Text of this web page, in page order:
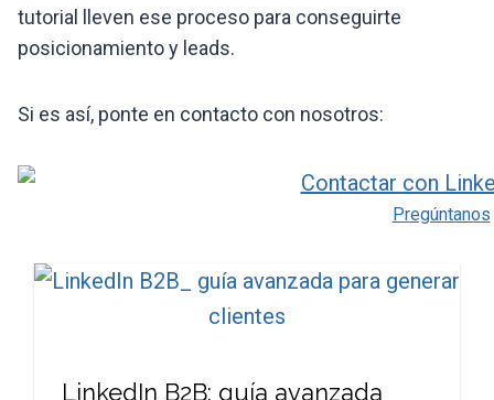
tutorial lleven ese proceso para conseguirte
posicionamiento y leads.
Si es así, ponte en contacto con nosotros:
Pregúntanos
LinkedIn B2B: guía avanzada